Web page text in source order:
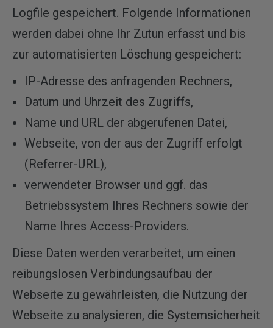
Logfile gespeichert. Folgende Informationen
werden dabei ohne Ihr Zutun erfasst und bis
zur automatisierten Löschung gespeichert:
IP-Adresse des anfragenden Rechners,
Datum und Uhrzeit des Zugriffs,
Name und URL der abgerufenen Datei,
Webseite, von der aus der Zugriff erfolgt
(Referrer-URL),
verwendeter Browser und ggf. das
Betriebssystem Ihres Rechners sowie der
Name Ihres Access-Providers.
Diese Daten werden verarbeitet, um einen
reibungslosen Verbindungsaufbau der
Webseite zu gewährleisten, die Nutzung der
Webseite zu analysieren, die Systemsicherheit